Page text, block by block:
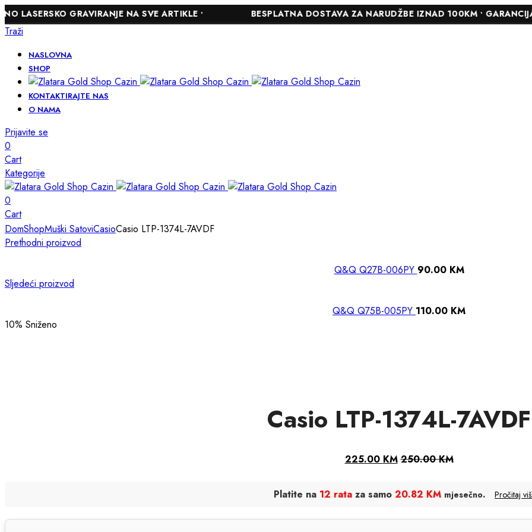
GRAVIRANJE NA SVE ARTIKLE • BESPLATNA DOSTAVA ZA NARUDŽBE IZNAD 100KM • GARANCIJA DO
Traži
NASLOVNA
SHOP
KONTAKTIRAJTE NAS
O NAMA
Prijavite se
0
Cart
Kategorije
0
Cart
DomShopMuški SatoviCasioCasio LTP-1374L-7AVDF
Prethodni proizvod
Q&Q Q27B-006PY 90.00 KM
Sljedeći proizvod
Q&Q Q75B-005PY 110.00 KM
10% Sniženo
Casio LTP-1374L-7AVDF
225.00 KM 250.00KM
Platite na 12 rata za samo 20.82 KM mjesečno. Pročitaj